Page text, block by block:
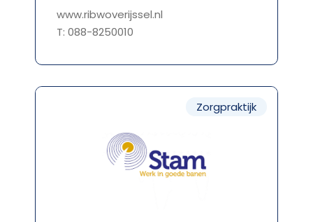
www.ribwoverijssel.nl
T: 088-8250010
Zorgpraktijk